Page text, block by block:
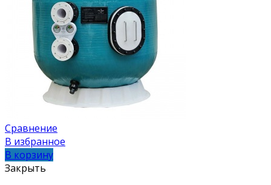
Сравнение
В избранное
В корзину
Закрыть